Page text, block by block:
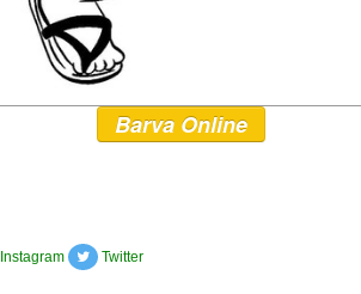
Barva Online
Instagram Twitter